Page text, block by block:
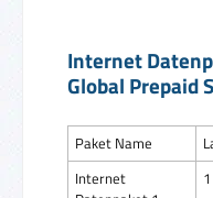
Internet
Global Prepaid
Paket Name
Internet